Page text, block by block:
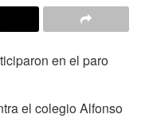
en el paro
el colegio Alfonso